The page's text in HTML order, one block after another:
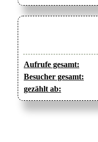
Aufrufe gesamt:
Besucher gesamt:
gezählt ab: